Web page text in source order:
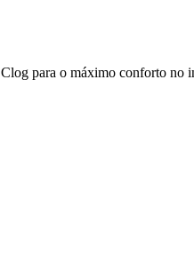
para o máximo conforto no